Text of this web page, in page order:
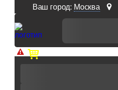
Ваш город: Москва
Доп. скидка от цен на